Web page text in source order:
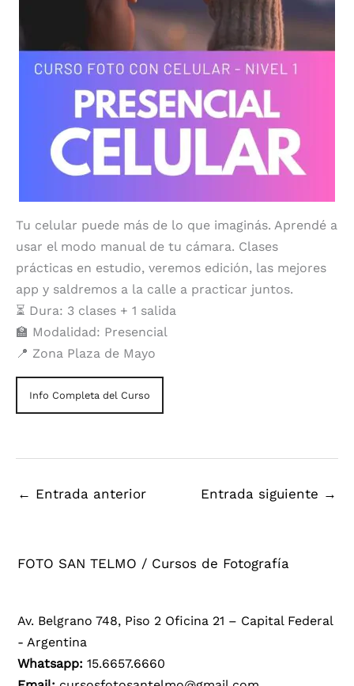
Tu celular puede más de lo que imaginás. Aprendé a
usar el modo manual de tu cámara. Clases
prácticas en estudio, veremos edición, las mejores
app y saldremos a la calle a practicar juntos.
⏳ Dura: 3 clases + 1 salida
🏫 Modalidad: Presencial
📍 Zona Plaza de Mayo
Info Completa del Curso
← Entrada anterior Entrada siguiente →
FOTO SAN TELMO / Cursos de Fotografía
Av. Belgrano 748, Piso 2 Oficina 21 – Capital Federal
- Argentina
Whatsapp:15.6657.6660